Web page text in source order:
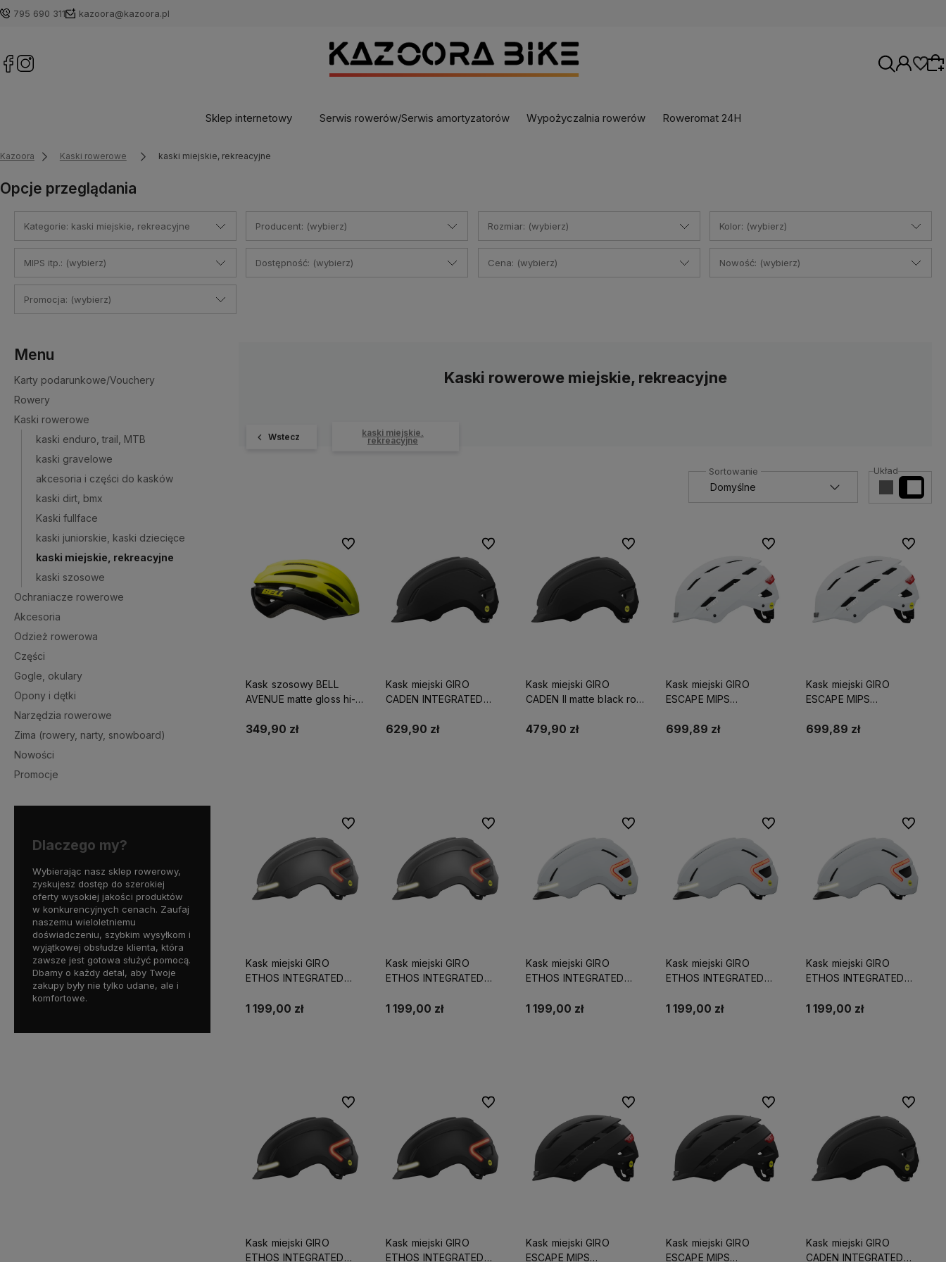
795 690 311 kazoora@kazoora.pl
Sklep internetowy Serwis rowerów/Serwis amortyzatorów Wypożyczalnia rowerów Roweromat 24H
Kazoora Kaski rowerowe kaski miejskie, rekreacyjne
Opcje przeglądania
Kategorie: kaski miejskie, rekreacyjne Producent: (wybierz) Rozmiar: (wybierz) Kolor: (wybierz)
MIPS itp.: (wybierz) Dostępność: (wybierz) Cena: (wybierz) Nowość: (wybierz)
Promocja: (wybierz)
Menu
Karty podarunkowe/Vouchery
Rowery
Kaski rowerowe
kaski enduro, trail, MTB
kaski gravelowe
akcesoria i części do kasków
kaski dirt, bmx
Kaski fullface
kaski juniorskie, kaski dziecięce
kaski miejskie, rekreacyjne
kaski szosowe
Ochraniacze rowerowe
Akcesoria
Odzież rowerowa
Części
Gogle, okulary
Opony i dętki
Narzędzia rowerowe
Zima (rowery, narty, snowboard)
Nowości
Promocje
Dlaczego my?
Wybierając nasz sklep rowerowy,
zyskujesz dostęp do szerokiej
oferty wysokiej jakości produktów
w konkurencyjnych cenach. Zaufaj
naszemu wieloletniemu
doświadczeniu, szybkim wysyłkom i
wyjątkowej obsłudze klienta, która
zawsze jest gotowa służyć pomocą.
Dbamy o każdy detal, aby Twoje
zakupy były nie tylko udane, ale i
komfortowe.
Kaski rowerowe miejskie, rekreacyjne
Wstecz kaski miejskie,
rekreacyjne
Układ
Kask szosowy BELL
AVENUE matte gloss hi-
Uniwersalny M/L (53–60
349,90 zł
Do ulubionych
Kask miejski GIRO
CADEN INTEGRATED
(51-55 cm) (NEW)
629,90 zł
Do ulubionych
Kask miejski GIRO
CADEN II matte black roz.
479,90 zł
Do ulubionych
Kask miejski GIRO
ESCAPE MIPS
roz. L (59-63 cm) (NEW)
699,89 zł
Do ulubionych
Kask miejski GIRO
ESCAPE MIPS
roz. S (51-55 cm) (NEW)
699,89 zł
Do
Kask miejski GIRO
ETHOS INTEGRATED
roz. L (59-63 cm) (NEW)
1 199,00 zł
Do ulubionych
Kask miejski GIRO
ETHOS INTEGRATED
roz. S (51-55 cm) (NEW)
1 199,00 zł
Do ulubionych
Kask miejski GIRO
ETHOS INTEGRATED
roz. L (59-63 cm) (NEW)
1 199,00 zł
Do ulubionych
Kask miejski GIRO
ETHOS INTEGRATED
roz. S (51-55 cm) (NEW)
1 199,00 zł
Do ulubionych
Kask miejski GIRO
ETHOS INTEGRATED
roz. M (55-59 cm) (NEW)
1 199,00 zł
Do
Kask miejski GIRO
ETHOS INTEGRATED
Do ulubionych
Kask miejski GIRO
ETHOS INTEGRATED
Do ulubionych
Kask miejski GIRO
ESCAPE MIPS
Do ulubionych
Kask miejski GIRO
ESCAPE MIPS
Do ulubionych
Kask miejski GIRO
CADEN INTEGRATED
Do